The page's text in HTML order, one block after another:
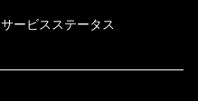
サービスステータス